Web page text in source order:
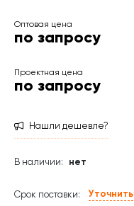
по запросу
по запросу
Нашли дешевле?
В наличии: нет
Срок поставки: Уточнить